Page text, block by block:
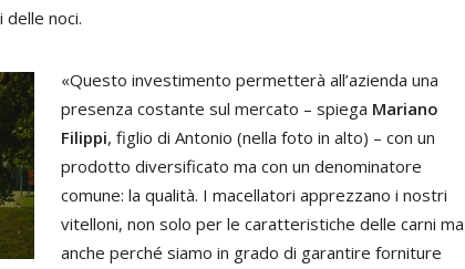
delle noci.
«Questo investimento permetterà all’azienda una
presenza costante sul mercato – spiega Mariano
Filippi, figlio di Antonio (nella foto in alto) – con un
prodotto diversificato ma con un denominatore
comune: la qualità. I macellatori apprezzano i nostri
vitelloni, non solo per le caratteristiche delle carni ma
anche perché siamo in grado di garantire forniture